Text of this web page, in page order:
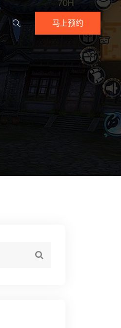
马上预约